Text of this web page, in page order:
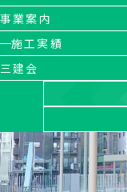
事業案内
施工実績
三建会